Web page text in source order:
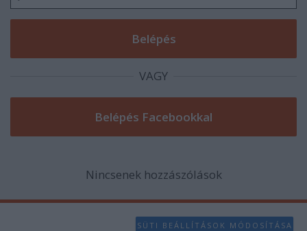
VAGY
Nincsenek hozzászólások
SÜTI BEÁLLÍTÁSOK MÓDOSÍTÁSA